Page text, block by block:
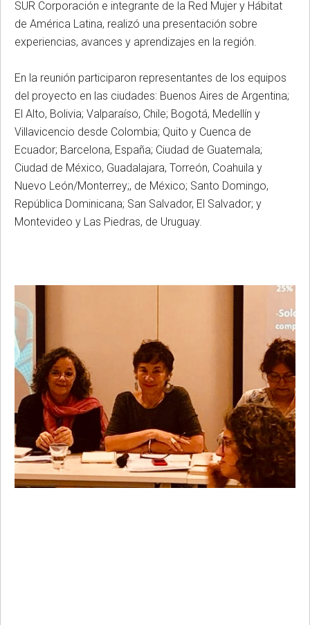
SUR Corporación e integrante de la Red Mujer y Hábitat
de América Latina, realizó una presentación sobre
experiencias, avances y aprendizajes en la región.
En la reunión participaron representantes de los equipos
del proyecto en las ciudades: Buenos Aires de Argentina;
El Alto, Bolivia; Valparaíso, Chile; Bogotá, Medellín y
Villavicencio desde Colombia; Quito y Cuenca de
Ecuador; Barcelona, España; Ciudad de Guatemala;
Ciudad de México, Guadalajara, Torreón, Coahuila y
Nuevo León/Monterrey;, de México; Santo Domingo,
República Dominicana; San Salvador, El Salvador; y
Montevideo y Las Piedras, de Uruguay.